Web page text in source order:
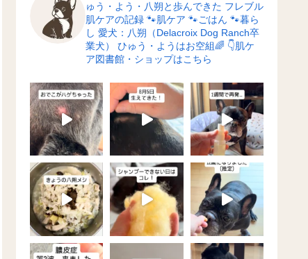
ゅう・よう・八朔と歩んできた フレブル
肌ケアの記録 🐾肌ケア 🐾ごはん 🐾暮ら
し 愛犬：八朔（Delacroix Dog Ranch卒
業犬）
ひゅう・ようはお空組🌈 👇肌ケ
ア図書館・ショップはこちら